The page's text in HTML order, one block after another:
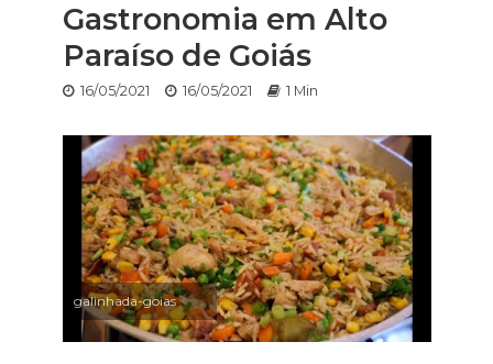
Gastronomia em Alto
Paraíso de Goiás
16/05/2021 16/05/2021 1 Min
galinhada-goias